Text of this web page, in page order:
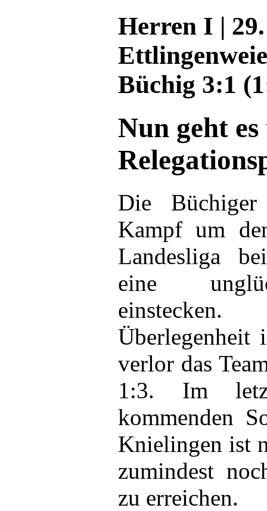
Herren I |
Büchig 3:1
Nun geht
Die
Kampf um
Landesliga
eine
Überlegenheit
verlor das
1:3. Im
kommenden
Knielingen ist
zumindest
zu erreichen.